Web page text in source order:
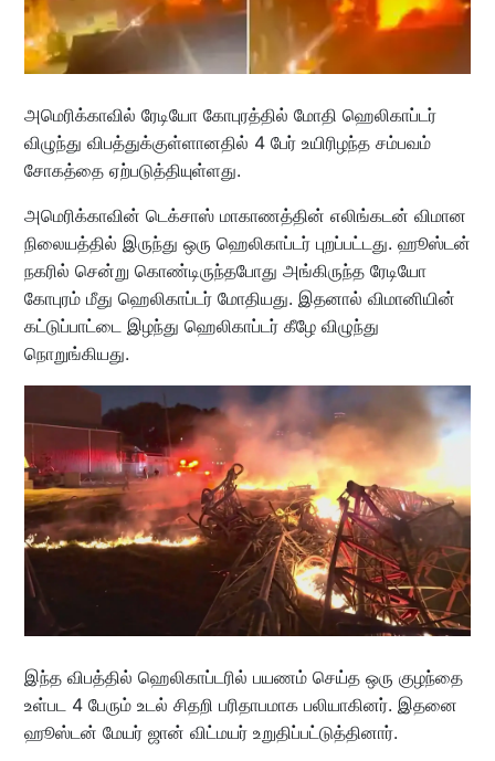
அமெரிக்காவில் ரேடியோ கோபுரத்தில் மோதி ஹெலிகாப்டர்
விழுந்து விபத்துக்குள்ளானதில் 4 பேர் உயிரிழந்த சம்பவம்
சோகத்தை ஏற்படுத்தியுள்ளது.
அமெரிக்காவின் டெக்சாஸ் மாகாணத்தின் எலிங்கடன் விமான
நிலையத்தில் இருந்து ஒரு ஹெலிகாப்டர் புறப்பட்டது. ஹூஸ்டன்
நகரில் சென்று கொண்டிருந்தபோது அங்கிருந்த ரேடியோ
கோபுரம் மீது ஹெலிகாப்டர் மோதியது. இதனால் விமானியின்
கட்டுப்பாட்டை இழந்து ஹெலிகாப்டர் கீழே விழுந்து
நொறுங்கியது.
இந்த விபத்தில் ஹெலிகாப்டரில் பயணம் செய்த ஒரு குழந்தை
உள்பட 4 பேரும் உடல் சிதறி பரிதாபமாக பலியாகினர். இதனை
ஹூஸ்டன் மேயர் ஜான் விட்மயர் உறுதிப்பட்டுத்தினார்.